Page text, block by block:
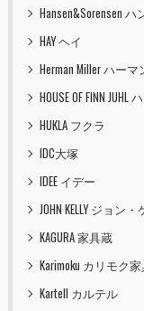
Hansen&Sorensen
HAY ヘイ
Herman Miller ハー
HOUSE OF FINN
HUKLA フクラ
IDC大塚
IDEE イデー
JOHN KELLY ジョン
KAGURA 家具蔵
Karimoku カリモク
Kartell カルテル